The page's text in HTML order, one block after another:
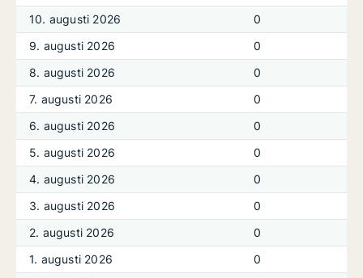
10. augusti 2026
0
9. augusti 2026
0
8. augusti 2026
0
7. augusti 2026
0
6. augusti 2026
0
5. augusti 2026
0
4. augusti 2026
0
3. augusti 2026
0
2. augusti 2026
0
1. augusti 2026
0